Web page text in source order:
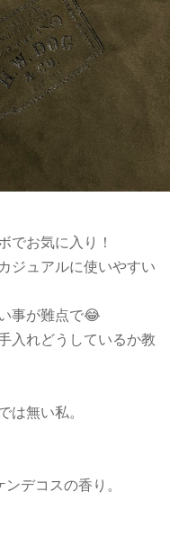
でお気に入り！
ジュアルに使いやすい
事が難点で😂
入れどうしているか教
は無い私。
デコスの香り。